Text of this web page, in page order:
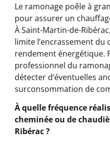
Le ramonage poêle à
pour assurer un
À Saint-Martin-de-
limite l’encrassement
rendement énergétique.
professionnel du
détecter d’éventuelles
surconsommation de
À quelle fréquence
cheminée ou de
Ribérac ?